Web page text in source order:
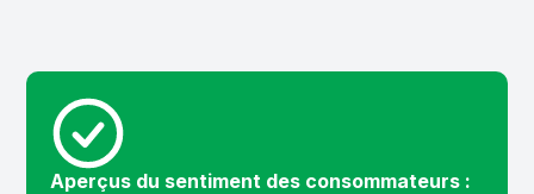
Aperçus du sentiment des consommateurs :